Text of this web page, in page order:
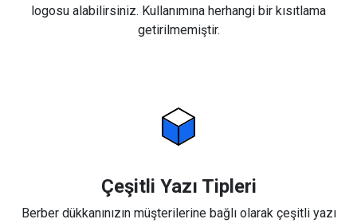
logosu alabilirsiniz. Kullanımına herhangi bir kısıtlama
getirilmemiştir.
Çeşitli Yazı Tipleri
Berber dükkanınızın müşterilerine bağlı olarak çeşitli yazı